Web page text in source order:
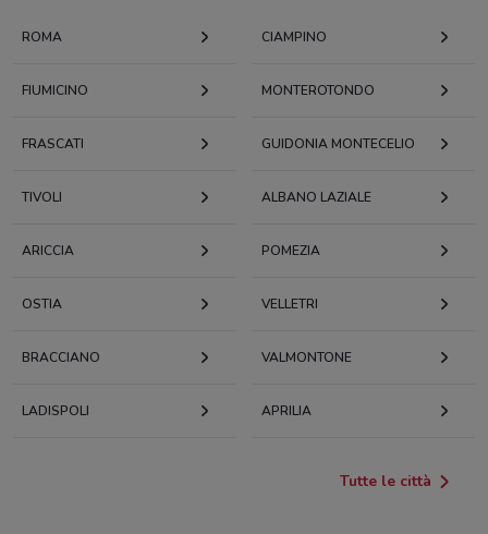
ROMA CIAMPINO
FIUMICINO MONTEROTONDO
FRASCATI GUIDONIA MONTECELIO
TIVOLI ALBANO LAZIALE
ARICCIA POMEZIA
OSTIA VELLETRI
BRACCIANO VALMONTONE
LADISPOLI APRILIA
Tutte le città